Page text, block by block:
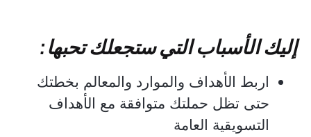
إليك الأسباب التي ستجعلك تحبها:
اربط الأهداف والموارد والمعالم بخطتك
حتى تظل حملتك متوافقة مع الأهداف
التسويقية العامة